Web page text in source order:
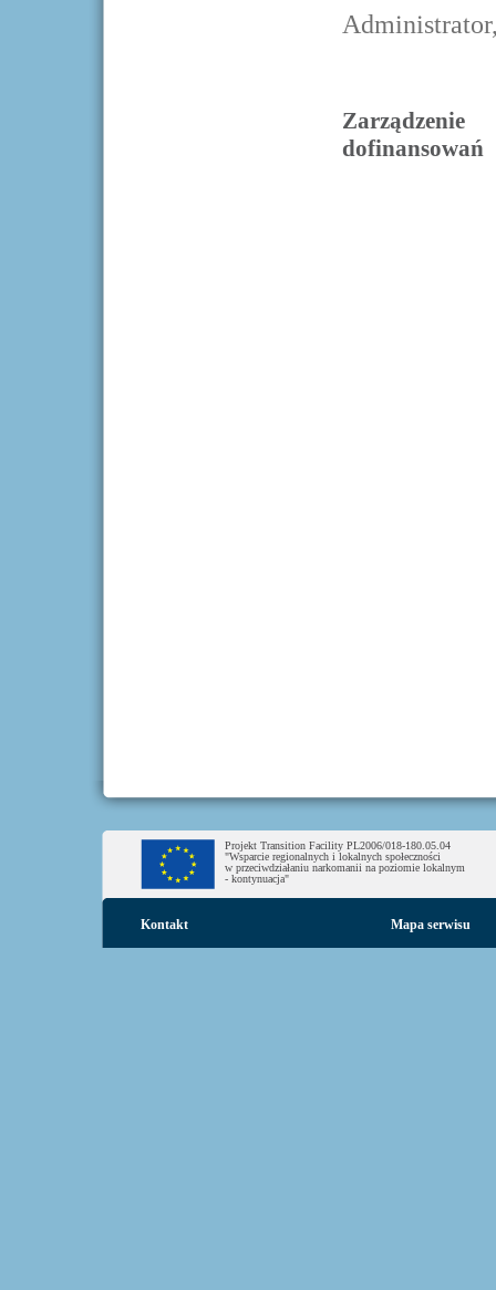
dofinansowań
Projekt Transition Facility PL2006/018-180.05.04
"Wsparcie regionalnych i lokalnych społeczności
w przeciwdziałaniu narkomanii na poziomie lokalnym
- kontynuacja"
Kontakt Mapa serwisu